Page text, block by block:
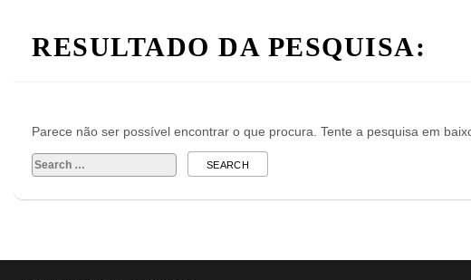
RESULTADO DA PESQUISA:
Parece não ser possível encontrar o que procura. Tente a pesquisa em
Search
for: